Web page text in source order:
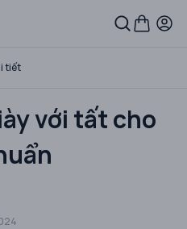
tiết
với tất cho